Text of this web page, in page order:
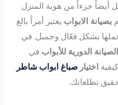
أيضاً جزءاً من هوية المنزل
بصيانة الابواب يعتبر أمراً بالغ
بشكل فعّال وجميل. في
الدورية للأبواب في
اختيارصباغ ابواب شاطر
تطلعاتك.